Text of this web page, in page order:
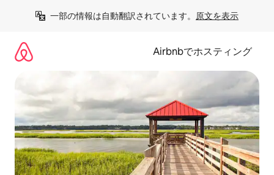
一部の情報は自動翻訳されています。 原文を表示
Airbnbでホスティング